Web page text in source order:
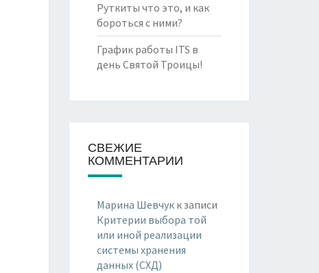
Руткиты что это, и как
бороться с ними?
График работы ITS в
день Святой Троицы!
СВЕЖИЕ
КОММЕНТАРИИ
Марина Шевчукк записи
Критерии выбора той
или иной реализации
системы хранения
данных (СХД)